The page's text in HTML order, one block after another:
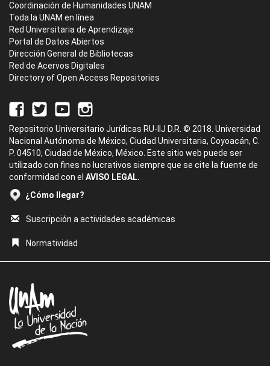
Coordinación de Humanidades UNAM
Toda la UNAM en línea
Red Universitaria de Aprendizaje
Portal de Datos Abiertos
Dirección General de Bibliotecas
Red de Acervos Digitales
Directory of Open Access Repositories
Repositorio Universitario Jurídicas RU-IIJ D.R. © 2018. Universidad
Nacional Autónoma de México, Ciudad Universitaria, Coyoacán, C.
P. 04510, Ciudad de México, México. Este sitio web puede ser
utilizado con fines no lucrativos siempre que se cite la fuente de
conformidad con el AVISO LEGAL.
¿Cómo llegar?
Suscripción a actividades académicas
Normatividad